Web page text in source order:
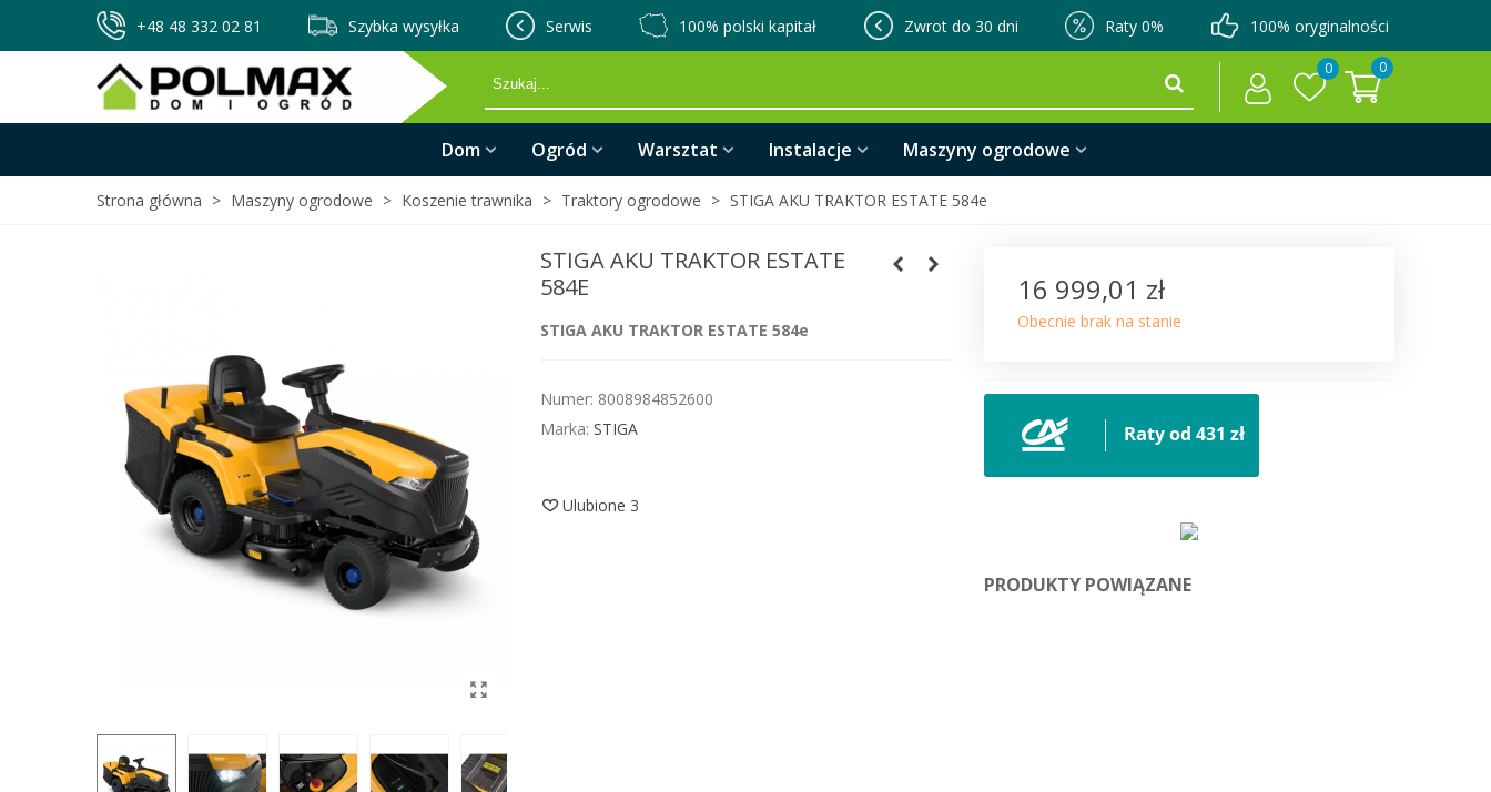
+48 48 332 02 81 Szybka wysyłka Serwis 100% polski kapitał Zwrot do 30 dni Raty 0% 100% oryginalności
0 0
Dom Ogród Warsztat Instalacje Maszyny ogrodowe
Strona główna > Maszyny ogrodowe > Koszenie trawnika > Traktory ogrodowe > STIGA AKU TRAKTOR ESTATE 584e
STIGA AKU TRAKTOR ESTATE
584E
STIGA AKU TRAKTOR ESTATE 584e
Numer: 8008984852600
Marka: STIGA
Ulubione 3
16 999,01 zł
Obecnie brak na stanie
PRODUKTY POWIĄZANE